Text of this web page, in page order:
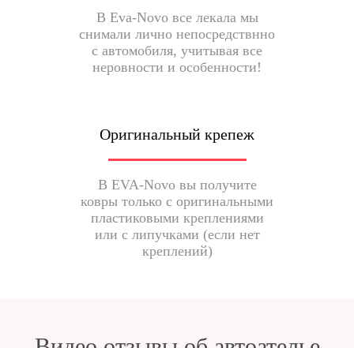
В Eva-Novo все лекала мы
снимали лично непосредствнно
с автомобиля, учитывая все
неровности и особенности!
Оригинальный крепеж
В EVA-Novo вы получите
ковры только с оригинальными
пластиковыми креплениями
или с липучками (если нет
креплений)